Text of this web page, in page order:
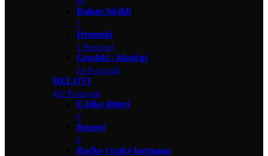
Balans bicikli
7
Drumski
1 Proizvod
Gradski / klasični
24 Proizvodi
DELOVI
492 Proizvodi
E-bike delovi
0
Rogovi
0
Ručke i trake kormana